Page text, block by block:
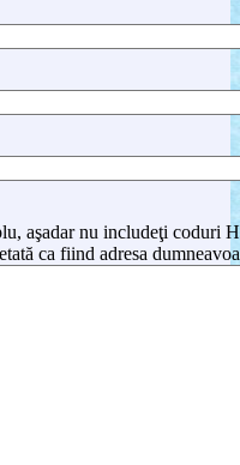
aşadar nu includeţi coduri
ca fiind adresa